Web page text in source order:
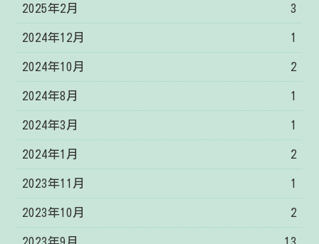
2025年2月 3
2024年12月 1
2024年10月 2
2024年8月 1
2024年3月 1
2024年1月 2
2023年11月 1
2023年10月 2